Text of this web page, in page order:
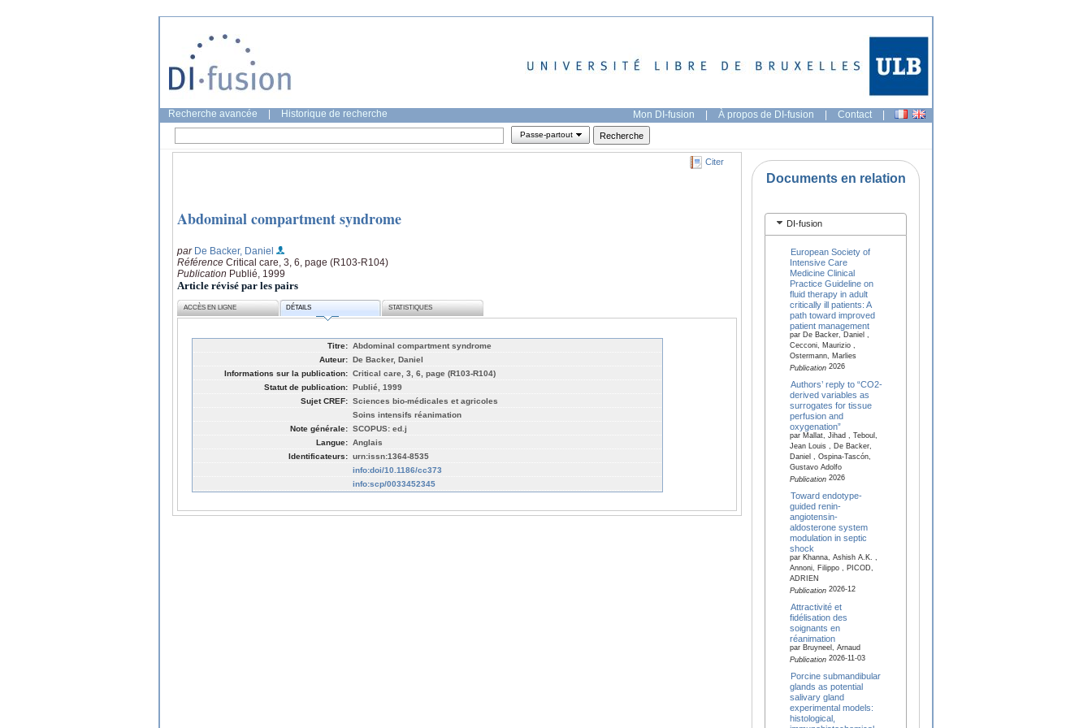
Recherche avancée Historique de recherche Mon DI-fusion | À propos de DI-fusion | Contact |
Passe-partout
Citer
Abdominal compartment syndrome
par De Backer, Daniel
Référence Critical care, 3, 6, page (R103-R104)
Publication Publié, 1999
Article révisé par les pairs
ACCÈS EN LIGNE DÉTAILS STATISTIQUES
Titre: Abdominal compartment syndrome
Auteur: De Backer, Daniel
Informations sur la publication: Critical care, 3, 6, page (R103-R104)
Statut de publication: Publié, 1999
Sujet CREF: Sciences bio-médicales et agricoles
Soins intensifs réanimation
Note générale: SCOPUS: ed.j
Langue: Anglais
Identificateurs: urn:issn:1364-8535
info:doi/10.1186/cc373
info:scp/0033452345
Documents en relation
DI-fusion
European Society of
Intensive Care
Medicine Clinical
Practice Guideline on
fluid therapy in adult
critically ill patients: A
path toward improved
patient management
par De Backer, Daniel ,
Cecconi, Maurizio ,
Ostermann, Marlies
Publication2026
Authors’ reply to “CO2-
derived variables as
surrogates for tissue
perfusion and
oxygenation”
par Mallat, Jihad , Teboul,
Jean Louis , De Backer,
Daniel , Ospina-Tascón,
Gustavo Adolfo
Publication2026
Toward endotype-
guided renin-
angiotensin-
aldosterone system
modulation in septic
shock
par Khanna, Ashish A.K. ,
Annoni, Filippo , PICOD,
ADRIEN
Publication2026-12
Attractivité et
fidélisation des
soignants en
réanimation
par Bruyneel, Arnaud
Publication2026-11-03
Porcine submandibular
glands as potential
salivary gland
experimental models:
histological,